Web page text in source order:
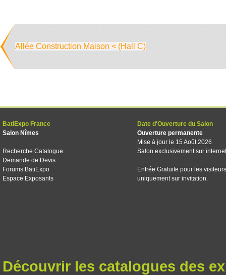
Allée Construction Maison < (Hall C)
BatiExpo France
Salon Nîmes
Recherche Catalogue
Demande de Devis
Forums BatiExpo
Espace Exposants
Date d'Ouverture du Salon
Ouverture permanente
Mise à jour le 15 Août 2026
Salon exclusivement sur internet
Entrée Gratuite pour les visiteurs
uniquement sur invitation.
Découvrir les catalogues des